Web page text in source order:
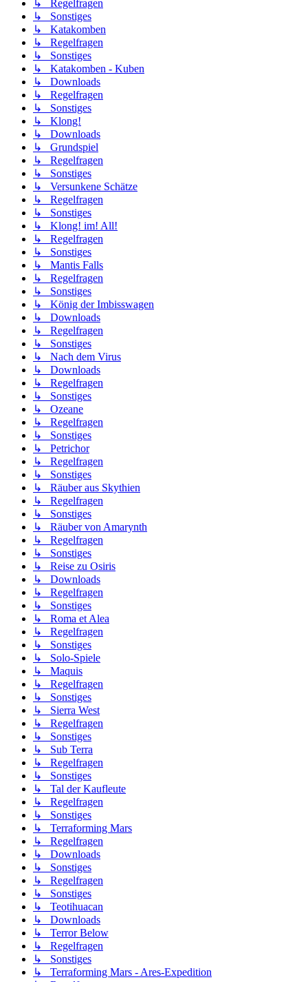
↳ Regelfragen
↳ Sonstiges
↳ Katakomben
↳ Regelfragen
↳ Sonstiges
↳ Katakomben - Kuben
↳ Downloads
↳ Regelfragen
↳ Sonstiges
↳ Klong!
↳ Downloads
↳ Grundspiel
↳ Regelfragen
↳ Sonstiges
↳ Versunkene Schätze
↳ Regelfragen
↳ Sonstiges
↳ Klong! im! All!
↳ Regelfragen
↳ Sonstiges
↳ Mantis Falls
↳ Regelfragen
↳ Sonstiges
↳ König der Imbisswagen
↳ Downloads
↳ Regelfragen
↳ Sonstiges
↳ Nach dem Virus
↳ Downloads
↳ Regelfragen
↳ Sonstiges
↳ Ozeane
↳ Regelfragen
↳ Sonstiges
↳ Petrichor
↳ Regelfragen
↳ Sonstiges
↳ Räuber aus Skythien
↳ Regelfragen
↳ Sonstiges
↳ Räuber von Amarynth
↳ Regelfragen
↳ Sonstiges
↳ Reise zu Osiris
↳ Downloads
↳ Regelfragen
↳ Sonstiges
↳ Roma et Alea
↳ Regelfragen
↳ Sonstiges
↳ Solo-Spiele
↳ Maquis
↳ Regelfragen
↳ Sonstiges
↳ Sierra West
↳ Regelfragen
↳ Sonstiges
↳ Sub Terra
↳ Regelfragen
↳ Sonstiges
↳ Tal der Kaufleute
↳ Regelfragen
↳ Sonstiges
↳ Terraforming Mars
↳ Regelfragen
↳ Downloads
↳ Sonstiges
↳ Regelfragen
↳ Sonstiges
↳ Teotihuacan
↳ Downloads
↳ Terror Below
↳ Regelfragen
↳ Sonstiges
↳ Terraforming Mars - Ares-Expedition